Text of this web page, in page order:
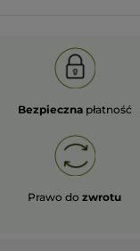
Bezpieczna płatność
Prawo dozwrotu